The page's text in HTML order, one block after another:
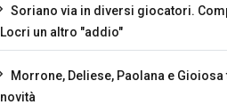
Soriano via in diversi giocatori.
Locri un altro "addio"
Morrone, Deliese, Paolana e
novità